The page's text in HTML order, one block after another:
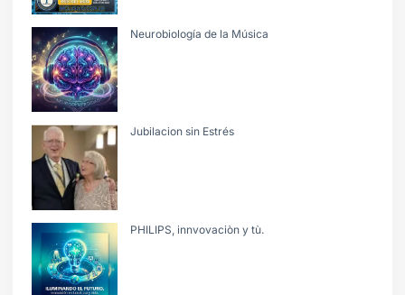
Neurobiología de la Música
Jubilacion sin Estrés
PHILIPS, innvovaciòn y tù.